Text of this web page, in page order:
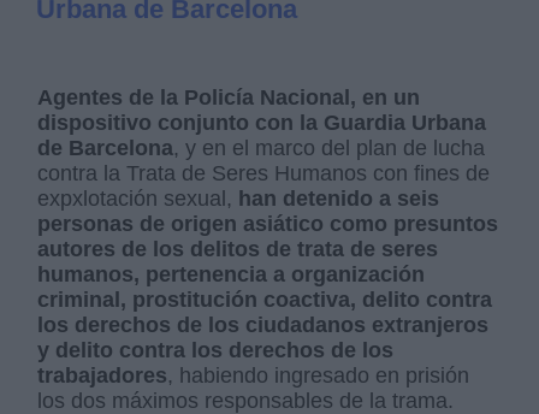
Urbana de Barcelona
Agentes de la Policía Nacional, en un
dispositivo conjunto con la Guardia Urbana
de Barcelona, y en el marco del plan de lucha
contra la Trata de Seres Humanos con fines de
expxlotación sexual, han detenido a seis
personas de origen asiático como presuntos
autores de los delitos de trata de seres
humanos, pertenencia a organización
criminal, prostitución coactiva, delito contra
los derechos de los ciudadanos extranjeros
y delito contra los derechos de los
trabajadores, habiendo ingresado en prisión
los dos máximos responsables de la trama.